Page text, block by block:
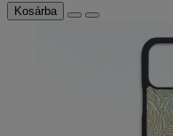
Kosárba